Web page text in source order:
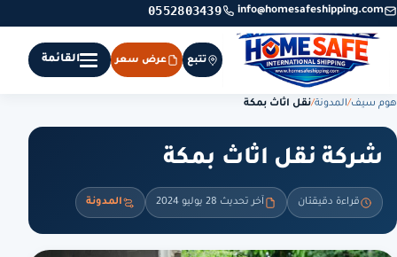
info@homesafeshipping.com
0552803439
تتبع عرض سعر القائمة
هوم سيف/المدونة/نقل اثاث بمكة
شركة نقل اثاث بمكة
قراءة دقيقتان آخر تحديث 28 يوليو 2024 المدونة